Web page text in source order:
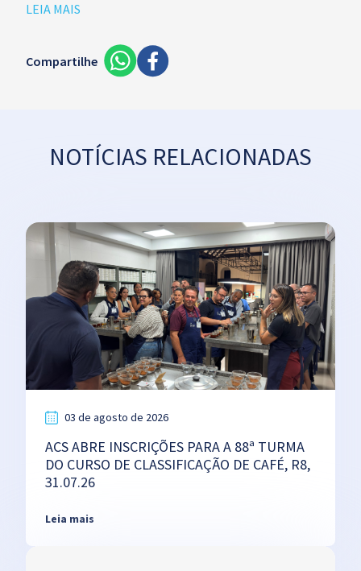
LEIA MAIS
Compartilhe
NOTÍCIAS RELACIONADAS
03 de agosto de 2026
ACS ABRE INSCRIÇÕES PARA A 88ª TURMA
DO CURSO DE CLASSIFICAÇÃO DE CAFÉ, R8,
31.07.26
Leia mais